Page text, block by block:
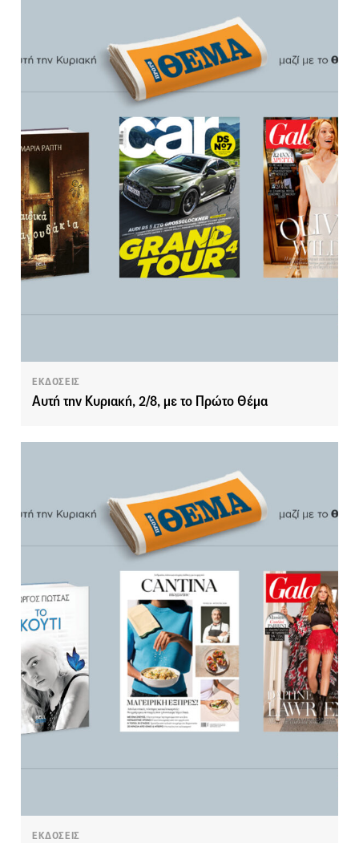
ΕΚΔΟΣΕΙΣ
Αυτή την Κυριακή, 2/8, με το Πρώτο Θέμα
ΕΚΔΟΣΕΙΣ